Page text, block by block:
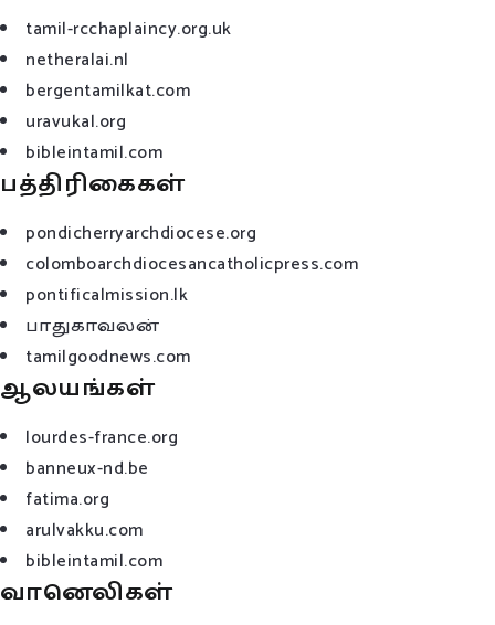
tamil-rcchaplaincy.org.uk
netheralai.nl
bergentamilkat.com
uravukal.org
bibleintamil.com
பத்திரிகைகள்
pondicherryarchdiocese.org
colomboarchdiocesancatholicpress.com
pontificalmission.lk
பாதுகாவலன்
tamilgoodnews.com
ஆலயங்கள்
lourdes-france.org
banneux-nd.be
fatima.org
arulvakku.com
bibleintamil.com
வானெலிகள்